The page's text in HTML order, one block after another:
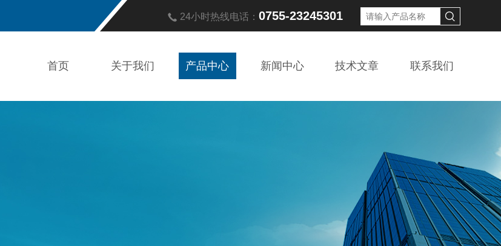
24小时热线电话： 0755-23245301
首页 关于我们 产品中心 新闻中心 技术文章 联系我们